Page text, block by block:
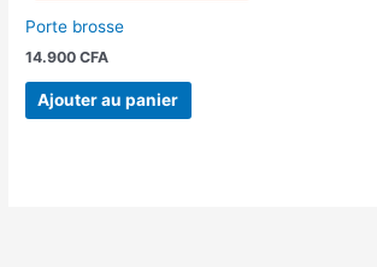
Porte brosse
14.900CFA
Ajouter au panier